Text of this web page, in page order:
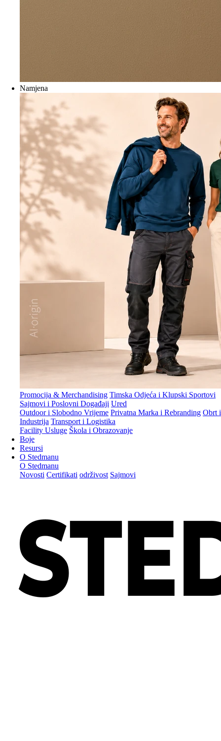
Namjena
Promocija & Merchandising Timska Odjeća i Klupski Sportovi
Sajmovi i Poslovni Događaji Ured
Outdoor i Slobodno Vrijeme Privatna Marka i Rebranding Obrt i
Industrija Transport i Logistika
Facility Usluge Škola i Obrazovanje
Boje
Resursi
O Stedmanu
O Stedmanu
Novosti Certifikati održivost Sajmovi